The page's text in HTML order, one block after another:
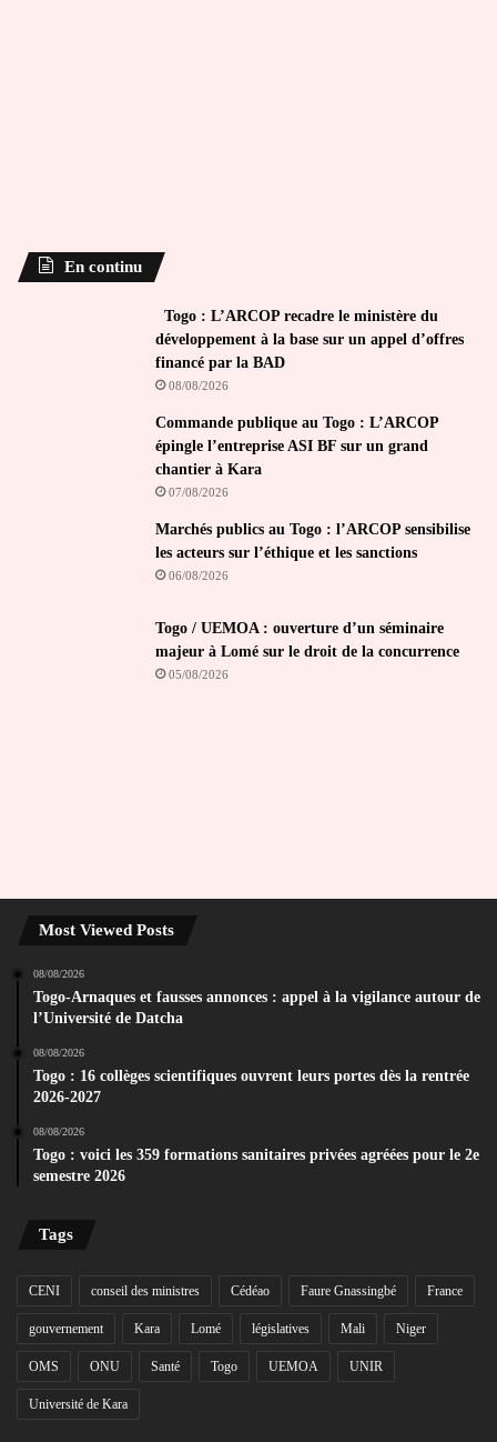
En continu
Togo : L’ARCOP recadre le ministère du
développement à la base sur un appel d’offres
financé par la BAD
08/08/2026
Commande publique au Togo : L’ARCOP
épingle l’entreprise ASI BF sur un grand
chantier à Kara
07/08/2026
Marchés publics au Togo : l’ARCOP sensibilise
les acteurs sur l’éthique et les sanctions
06/08/2026
Togo / UEMOA : ouverture d’un séminaire
majeur à Lomé sur le droit de la concurrence
05/08/2026
Most Viewed Posts
08/08/2026
Togo-Arnaques et fausses annonces : appel à la vigilance autour de
l’Université de Datcha
08/08/2026
Togo : 16 collèges scientifiques ouvrent leurs portes dès la rentrée
2026-2027
08/08/2026
Togo : voici les 359 formations sanitaires privées agréées pour le 2e
semestre 2026
Tags
CENI conseil des ministres Cédéao Faure Gnassingbé France
gouvernement Kara Lomé législatives Mali Niger
OMS ONU Santé Togo UEMOA UNIR
Université de Kara